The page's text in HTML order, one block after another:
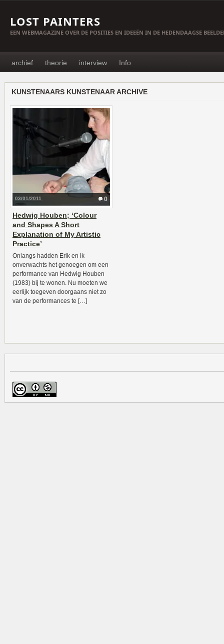
LOST PAINTERS
EEN WEBMAGAZINE OVER DE POSITIES EN IDEEËN IN DE HEDENDAAGSE
archief theorie interview Info
KUNSTENAARS KUNSTENAAR ARCHIVE
0
03/01/2011
Hedwig Houben; ‘Colour
and Shapes A Short
Explanation of My Artistic
Practice’
Onlangs hadden Erik en ik
onverwachts het genoegen om een
performance van Hedwig Houben
(1983) bij te wonen. Nu moeten we
eerlijk toegeven doorgaans niet zo
van de performances te […]